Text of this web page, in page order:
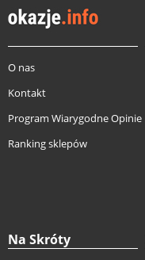
O nas
Kontakt
Program Wiarygodne Opinie
Ranking sklepów
Na Skróty